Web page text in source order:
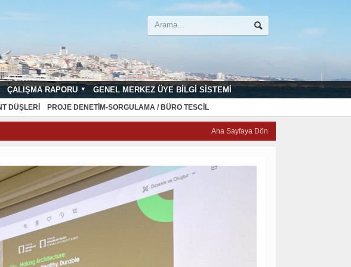
ÇALIŞMA RAPORU GENEL MERKEZ ÜYE BILGI SISTEMI
DÜŞLERI PROJE DENETIM-SORGULAMA / BÜRO TESCIL
Ana Sayfaya Dön